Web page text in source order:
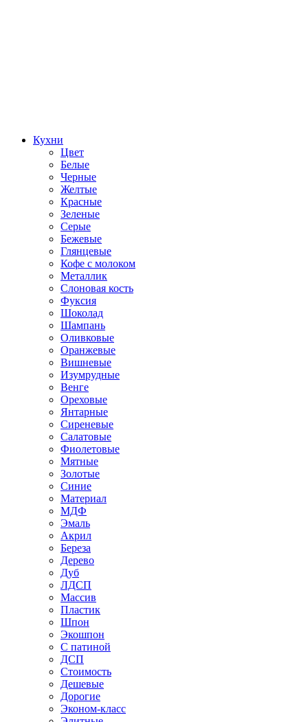
Кухни
Цвет
Белые
Черные
Желтые
Красные
Зеленые
Серые
Бежевые
Глянцевые
Кофе с молоком
Металлик
Слоновая кость
Фуксия
Шоколад
Шампань
Оливковые
Оранжевые
Вишневые
Изумрудные
Венге
Ореховые
Янтарные
Сиреневые
Салатовые
Фиолетовые
Мятные
Золотые
Синие
Материал
МДФ
Эмаль
Акрил
Береза
Дерево
Дуб
ЛДСП
Массив
Пластик
Шпон
Экошпон
С патиной
ДСП
Стоимость
Дешевые
Дорогие
Эконом-класс